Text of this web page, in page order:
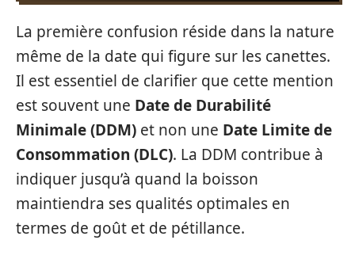
La première confusion réside dans la nature
même de la date qui figure sur les canettes.
Il est essentiel de clarifier que cette mention
est souvent une Date de Durabilité
Minimale (DDM) et non une Date Limite de
Consommation (DLC). La DDM contribue à
indiquer jusqu’à quand la boisson
maintiendra ses qualités optimales en
termes de goût et de pétillance.